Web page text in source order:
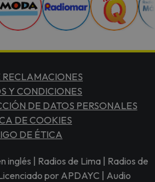
RECLAMACIONES
Y CONDICIONES
DE DATOS PERSONALES
DE COOKIES
DE ÉTICA
inglés | Radios de Lima | Radios de
por APDAYC | Audio